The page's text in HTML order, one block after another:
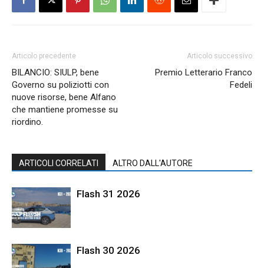
Articolo precedente
BILANCIO: SIULP, bene
Governo su poliziotti con
nuove risorse, bene Alfano
che mantiene promesse su
riordino.
Articolo successivo
Premio Letterario Franco
Fedeli
ARTICOLI CORRELATI ALTRO DALL'AUTORE
Flash 31 2026
Flash 30 2026